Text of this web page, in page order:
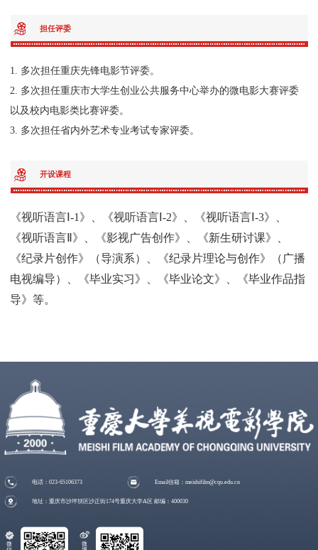
担任评委
1. 多次担任重庆先锋电影节评委。
2. 多次担任重庆市大学生创业公共服务中心举办的微电影大赛评委
以及校内电影类比赛评委。
3. 多次担任省内外艺术专业考试专家评委。
开设课程
《视听语言Ⅰ-1》、《视听语言Ⅰ-2》、《视听语言Ⅰ-3》、
《视听语言Ⅱ》、《影视广告创作》、《新生研讨课》、
《纪录片创作》（导演系）、《纪录片理论与创作》（广播
电视编导）、《毕业实习》、《毕业论文》、《毕业作品指
导》等。
电话：023-65106373 Email信箱：meishifilm@cqu.edu.cn
地址：重庆市沙坪坝区沙正街174号重庆大学A区 邮编：400030
微
微